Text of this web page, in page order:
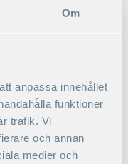
Om
anpassa innehållet
funktioner
trafik. Vi
och annan
medier och
och
så att
digital
arbete ska